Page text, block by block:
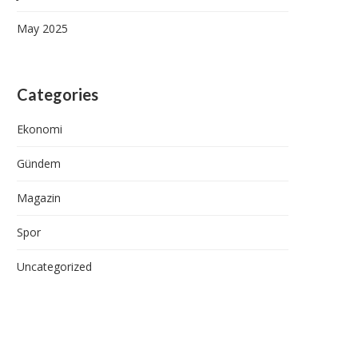
May 2025
Categories
Ekonomi
Gündem
Magazin
Spor
Uncategorized